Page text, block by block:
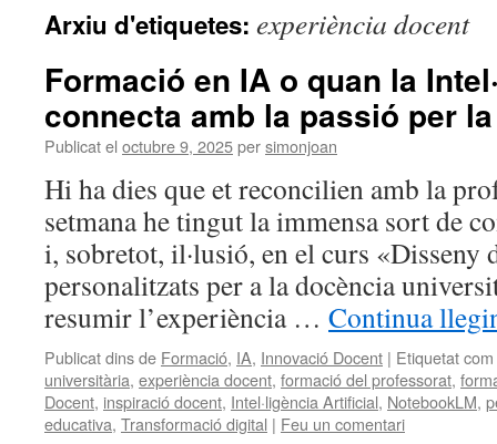
Arxiu d'etiquetes: experiència docent
Formació en IA o quan la
connecta amb la passió per
Publicat el octubre 9, 2025persimonjoan
Hi ha dies que et reconcilien amb la
setmana he tingut la immensa sort de
i, sobretot, il·lusió, en el curs «Disseny
personalitzats per a la docència
resumir l’experiència … Continua
Publicat dins de Formació, IA, Innovació Docent | Etiquetat
universitària, experiència docent, formació del professorat,
Docent, inspiració docent, Intel·ligència Artificial, NotebookLM,
educativa, Transformació digital | Feu un comentari